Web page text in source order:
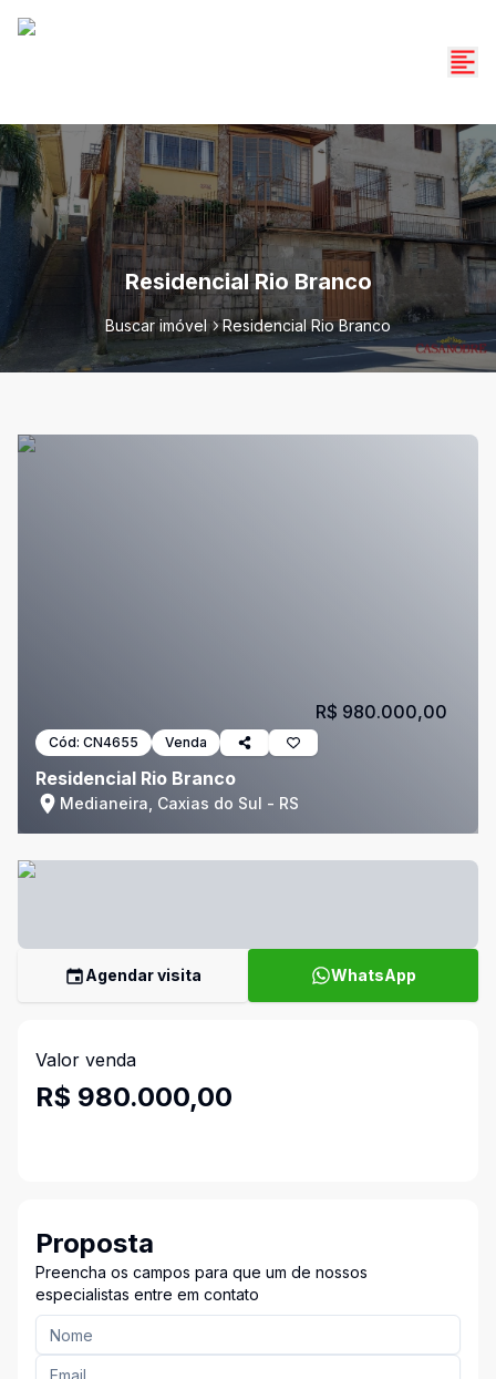
Residencial Rio Branco
Buscar imóvel Residencial Rio Branco
Cód: CN4655 Venda
Residencial Rio Branco
Medianeira, Caxias do Sul - RS
R$ 980.000,00
Agendar visita WhatsApp
Valor venda
R$ 980.000,00
Proposta
Preencha os campos para que um de nossos
especialistas entre em contato